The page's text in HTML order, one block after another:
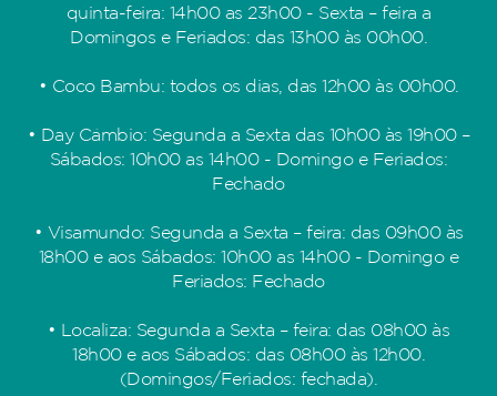
quinta-feira: 14h00 as 23h00 - Sexta – feira a
Domingos e Feriados: das 13h00 às 00h00.
• Coco Bambu: todos os dias, das 12h00 às 00h00.
• Day Câmbio: Segunda a Sexta das 10h00 às 19h00 –
Sábados: 10h00 as 14h00 - Domingo e Feriados:
Fechado
• Visamundo: Segunda a Sexta – feira: das 09h00 às
18h00 e aos Sábados: 10h00 as 14h00 - Domingo e
Feriados: Fechado
• Localiza: Segunda a Sexta – feira: das 08h00 às
18h00 e aos Sábados: das 08h00 às 12h00.
(Domingos/Feriados: fechada).